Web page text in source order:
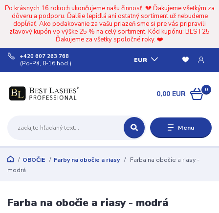
Po krásnych 16 rokoch ukončujeme našu činnosť. 💔 Ďakujeme všetkým za
dôveru a podporu. Ďalšie lepidlá ani ostatný sortiment už nebudeme
dopĺňať. Ako poďakovanie za vašu priazeň sme si pre vás pripravili
zľavový kupón vo výške 25 % na celý sortiment. Kód kupónu: BEST25
Ďakujeme za všetky spoločné roky. ❤️
Menu
EUR
+420 607 263 768
(Po-Pá, 8-16 hod.)
0
0,00 EUR
OBOČIE Farby na obočie a riasy
Farba na obočie a riasy -
modrá
Farba na obočie a riasy - modrá